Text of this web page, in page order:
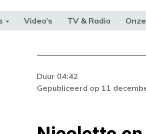
Video’s TV & Radio
De gewenste
beschikbaar. Als het
Duur 04:42
Gepubliceerd op 11